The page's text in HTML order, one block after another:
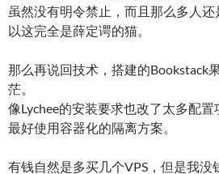
虽然没有明令禁止，而且那么多人
以这完全是薛定谔的猫。
那么再说回技术，搭建的Bookstack
茫。
像Lychee的安装要求也改了太多配
最好使用容器化的隔离方案。
有钱自然是多买几个VPS，但是我没